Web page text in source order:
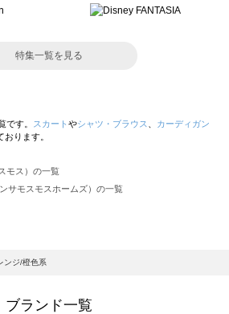
特集一覧を見る
です。 スカート やシャツ・ブラウス
カーディガン
ります。
モス）の一覧
サモスモスホームズ）の一覧
ツハルバイサマンサモスモス）の一覧
スモス ブルー）の一覧
ンジ/橙色系
ブランド一覧